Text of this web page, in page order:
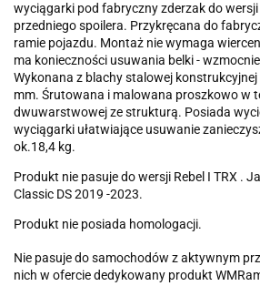
wyciągarki pod fabryczny zderzak do
przedniego spoilera. Przykręcana do
ramie pojazdu. Montaż nie wymaga
ma konieczności usuwania belki -
Wykonana z blachy stalowej
mm. Śrutowana i malowana proszkowo w
dwuwarstwowej ze strukturą. Posiada
wyciągarki ułatwiające usuwanie
ok.18,4 kg.
Produkt nie pasuje do wersji Rebel I TRX .
Classic DS 2019 -2023.
Produkt nie posiada homologacji.
Nie pasuje do samochodów z aktywnym
nich w ofercie dedykowany produkt